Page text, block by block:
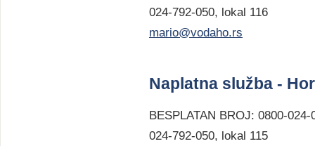
024-792-050, lokal 116
mario@vodaho.rs
Naplatna služba -
BESPLATAN BROJ: 0800-024-
024-792-050, lokal 115